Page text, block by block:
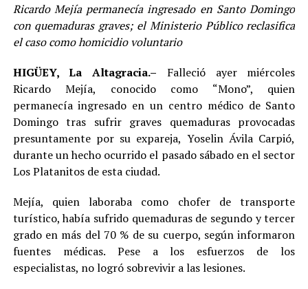
Ricardo Mejía permanecía ingresado en Santo Domingo
con quemaduras graves; el Ministerio Público reclasifica
el caso como homicidio voluntario
HIGÜEY, La Altagracia.– Falleció ayer miércoles
Ricardo Mejía, conocido como “Mono”, quien
permanecía ingresado en un centro médico de Santo
Domingo tras sufrir graves quemaduras provocadas
presuntamente por su expareja, Yoselin Ávila Carpió,
durante un hecho ocurrido el pasado sábado en el sector
Los Platanitos de esta ciudad.
Mejía, quien laboraba como chofer de transporte
turístico, había sufrido quemaduras de segundo y tercer
grado en más del 70 % de su cuerpo, según informaron
fuentes médicas. Pese a los esfuerzos de los
especialistas, no logró sobrevivir a las lesiones.